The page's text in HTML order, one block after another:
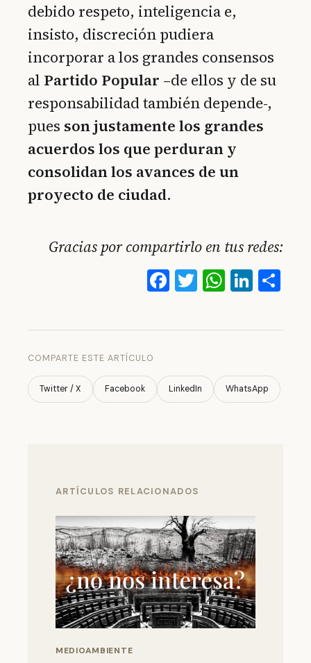
debido respeto, inteligencia e,
insisto, discreción pudiera
incorporar a los grandes consensos
al Partido Popular –de ellos y de su
responsabilidad también depende-,
pues son justamente los grandes
acuerdos los que perduran y
consolidan los avances de un
proyecto de ciudad.
Gracias por compartirlo en tus redes:
Facebook
Twitter
COMPARTE ESTE ARTÍCULO
Twitter / X Facebook LinkedIn WhatsApp
ARTÍCULOS RELACIONADOS
MEDIOAMBIENTE